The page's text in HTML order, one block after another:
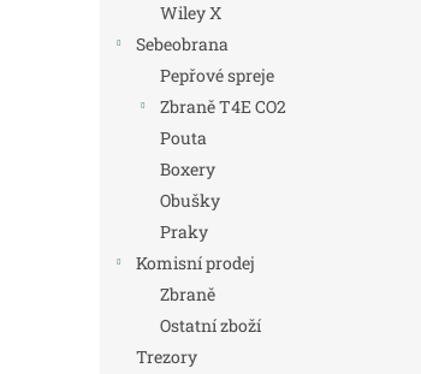
Wiley X
Sebeobrana
Pepřové spreje
Zbraně T4E CO2
Pouta
Boxery
Obušky
Praky
Komisní prodej
Zbraně
Ostatní zboží
Trezory